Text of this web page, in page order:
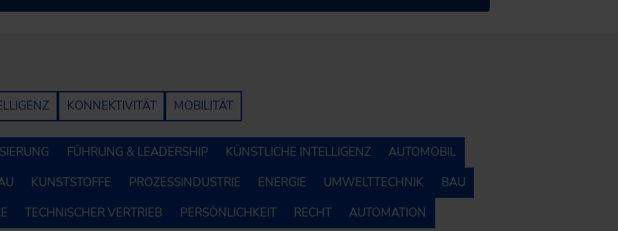
KONNEKTIVITÄT MOBILITÄT
FÜHRUNG & LEADERSHIP KÜNSTLICHE INTELLIGENZ
AUTOMOBIL
KUNSTSTOFFE PROZESSINDUSTRIE ENERGIE UMWELTTECHNIK
BAU
TECHNISCHER VERTRIEB PERSÖNLICHKEIT RECHT AUTOMATION